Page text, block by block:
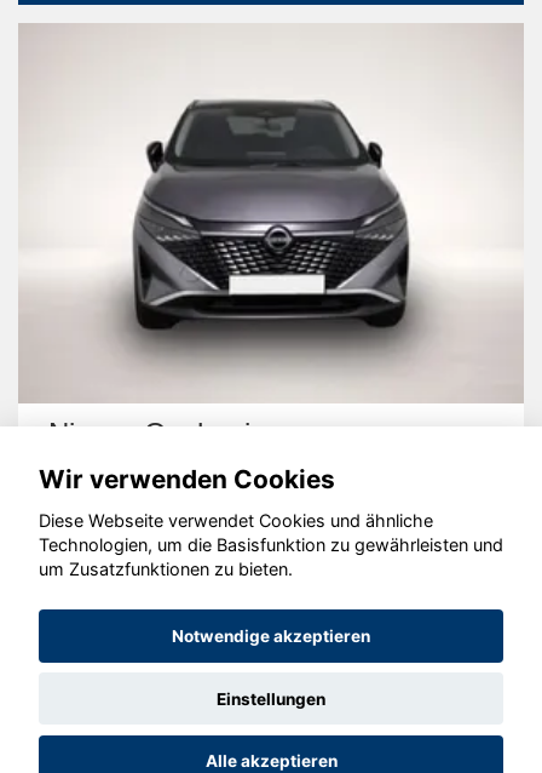
Nissan Qashqai
© konjunkturmotor.de GmbH 2020 - 2026
Wir verwenden Cookies
Diese Webseite verwendet Cookies und ähnliche
Technologien, um die Basisfunktion zu gewährleisten und
um Zusatzfunktionen zu bieten.
Notwendige akzeptieren
Einstellungen
Alle akzeptieren